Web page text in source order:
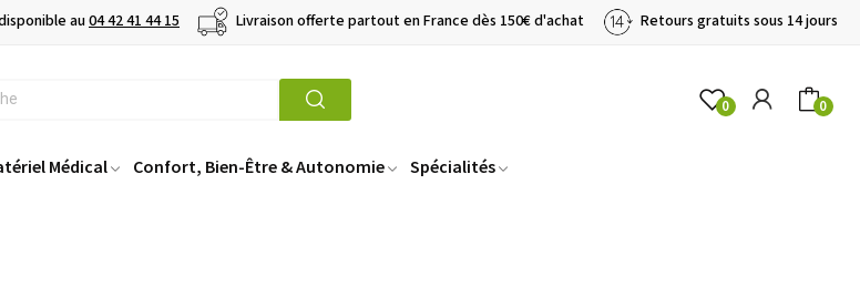
au04 42 41 44 15 Livraison offerte partout en France dès 150€ d'achat Retours gratuits sous 14 jours
0 0
Médical Confort, Bien-Être & Autonomie Spécialités